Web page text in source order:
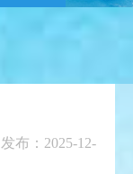
发布：2025-12-